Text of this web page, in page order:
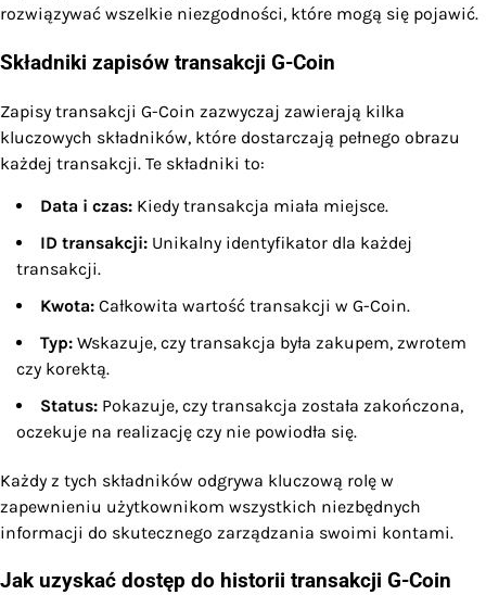
rozwiązywać wszelkie niezgodności, które mogą się pojawić.
Składniki zapisów transakcji G-Coin
Zapisy transakcji G-Coin zazwyczaj zawierają kilka
kluczowych składników, które dostarczają pełnego obrazu
każdej transakcji. Te składniki to:
Data i czas: Kiedy transakcja miała miejsce.
ID transakcji: Unikalny identyfikator dla każdej
transakcji.
Kwota: Całkowita wartość transakcji w G-Coin.
Typ: Wskazuje, czy transakcja była zakupem, zwrotem
czy korektą.
Status: Pokazuje, czy transakcja została zakończona,
oczekuje na realizację czy nie powiodła się.
Każdy z tych składników odgrywa kluczową rolę w
zapewnieniu użytkownikom wszystkich niezbędnych
informacji do skutecznego zarządzania swoimi kontami.
Jak uzyskać dostęp do historii transakcji G-Coin